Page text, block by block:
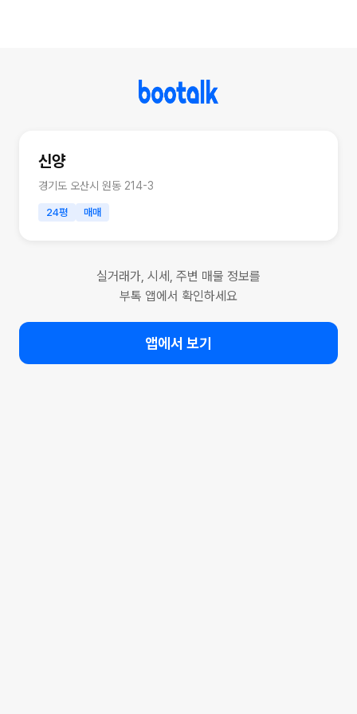
신양
경기도 오산시 원동 214-3
24평 매매
실거래가, 시세, 주변 매물 정보를
부톡 앱에서 확인하세요
앱에서 보기